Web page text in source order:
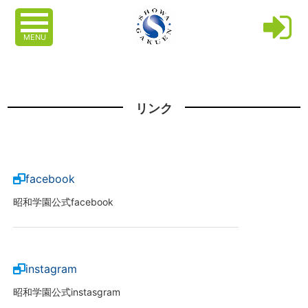
MENU
リンク
facebook
昭和学園公式facebook
instagram
昭和学園公式instasgram